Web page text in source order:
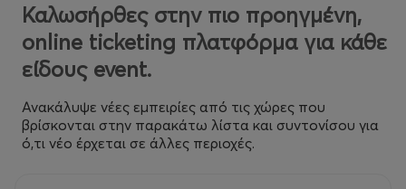
Καλωσήρθες στην πιο προηγμένη,
online ticketing πλατφόρμα για κάθε
είδους event.
Ανακάλυψε νέες εμπειρίες από τις χώρες που
βρίσκονται στην παρακάτω λίστα και συντονίσου για
ό,τι νέο έρχεται σε άλλες περιοχές.